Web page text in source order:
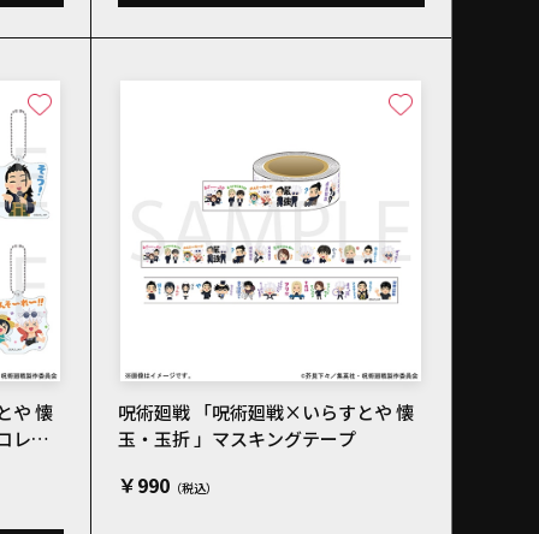
や 懐
レク
呪術廻戦 「呪術廻戦×いらすとや 懐
玉・玉折 」マスキングテープ
￥990